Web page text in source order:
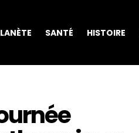
SANTÉ HISTOIRE